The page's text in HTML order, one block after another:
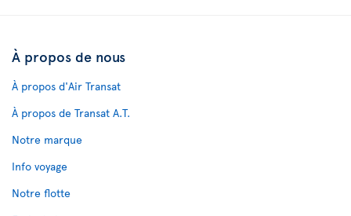
À propos de nous
À propos d'Air Transat
À propos de Transat A.T.
Notre marque
Info voyage
Notre flotte